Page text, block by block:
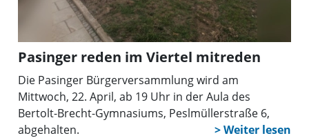
Pasinger reden im Viertel mitreden
Die Pasinger Bürgerversammlung wird am
Mittwoch, 22. April, ab 19 Uhr in der Aula des
Bertolt-Brecht-Gymnasiums, Peslmüllerstraße 6,
abgehalten.